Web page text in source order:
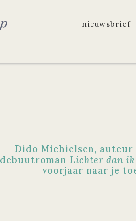
nieuwsbrief
Dido Michielsen, auteur
debuutroman Lichter dan ik
voorjaar naar je